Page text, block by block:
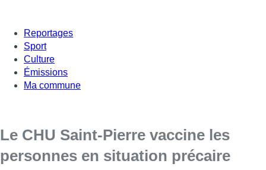
Reportages
Sport
Culture
Émissions
Ma commune
Le CHU Saint-Pierre vaccine les
personnes en situation précaire